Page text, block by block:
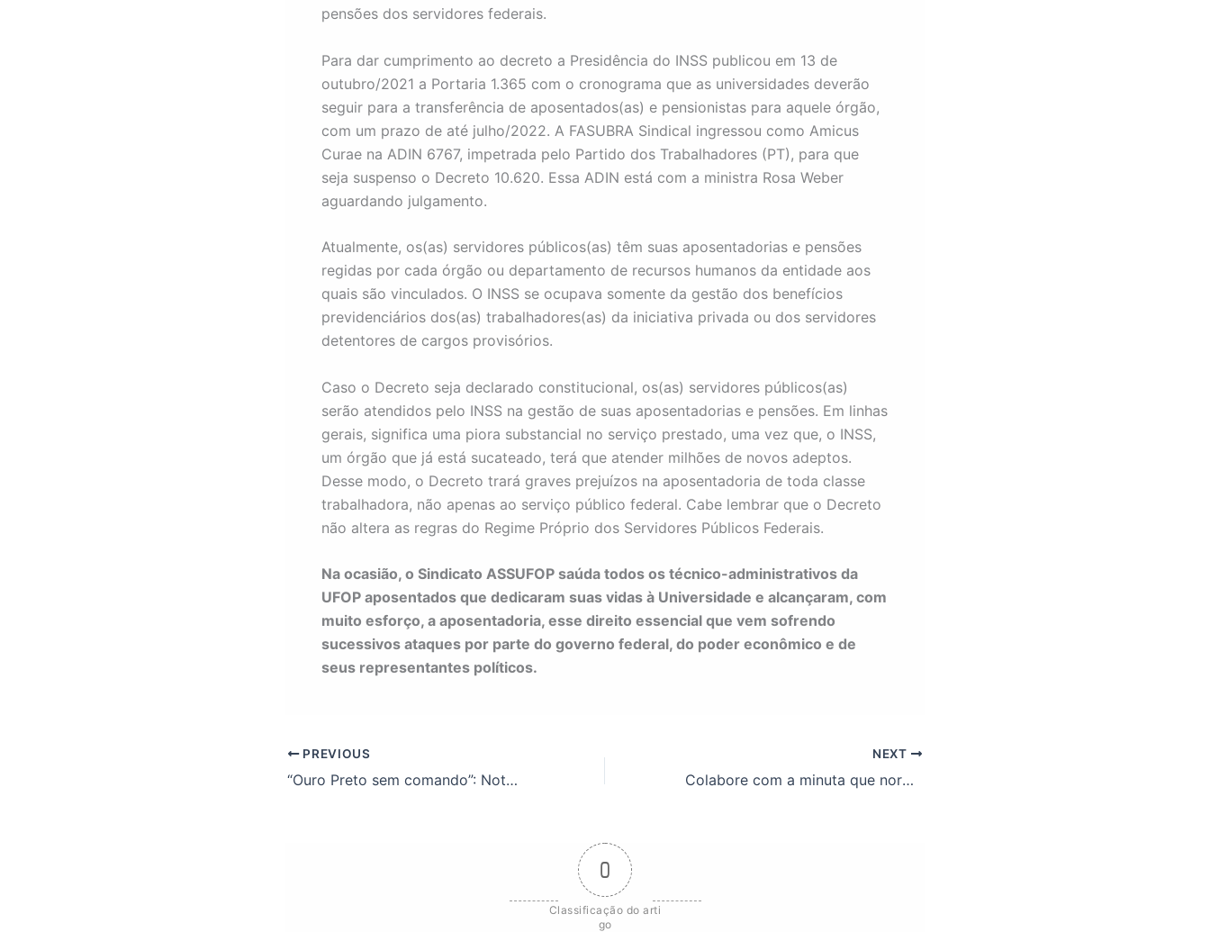
pensões dos servidores federais.
Para dar cumprimento ao decreto a Presidência do INSS publicou em 13 de
outubro/2021 a Portaria 1.365 com o cronograma que as universidades deverão
seguir para a transferência de aposentados(as) e pensionistas para aquele órgão,
com um prazo de até julho/2022. A FASUBRA Sindical ingressou como Amicus
Curae na ADIN 6767, impetrada pelo Partido dos Trabalhadores (PT), para que
seja suspenso o Decreto 10.620. Essa ADIN está com a ministra Rosa Weber
aguardando julgamento.
Atualmente, os(as) servidores públicos(as) têm suas aposentadorias e pensões
regidas por cada órgão ou departamento de recursos humanos da entidade aos
quais são vinculados. O INSS se ocupava somente da gestão dos benefícios
previdenciários dos(as) trabalhadores(as) da iniciativa privada ou dos servidores
detentores de cargos provisórios.
Caso o Decreto seja declarado constitucional, os(as) servidores públicos(as)
serão atendidos pelo INSS na gestão de suas aposentadorias e pensões. Em linhas
gerais, significa uma piora substancial no serviço prestado, uma vez que, o INSS,
um órgão que já está sucateado, terá que atender milhões de novos adeptos.
Desse modo, o Decreto trará graves prejuízos na aposentadoria de toda classe
trabalhadora, não apenas ao serviço público federal. Cabe lembrar que o Decreto
não altera as regras do Regime Próprio dos Servidores Públicos Federais.
Na ocasião, o Sindicato ASSUFOP saúda todos os técnico-administrativos da
UFOP aposentados que dedicaram suas vidas à Universidade e alcançaram, com
muito esforço, a aposentadoria, esse direito essencial que vem sofrendo
sucessivos ataques por parte do governo federal, do poder econômico e de
seus representantes políticos.
PREVIOUS
“Ouro Preto sem comando”: Nota Pública do Comitê Central de Mobilização
NEXT
Colabore com a minuta que normatiza as ações dos TAES em ação de extensão da UFOP
0
Classificação do arti
go